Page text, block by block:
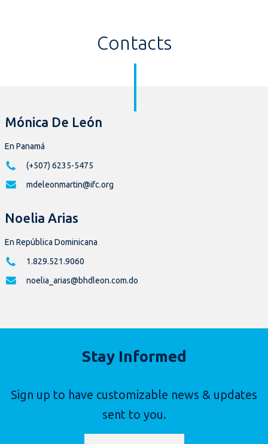
Contacts
Mónica De León
En Panamá
(+507) 6235-5475
mdeleonmartin@ifc.org
Noelia Arias
En República Dominicana
1.829.521.9060
noelia_arias@bhdleon.com.do
Stay Informed
Sign up to have customizable news & updates
sent to you.